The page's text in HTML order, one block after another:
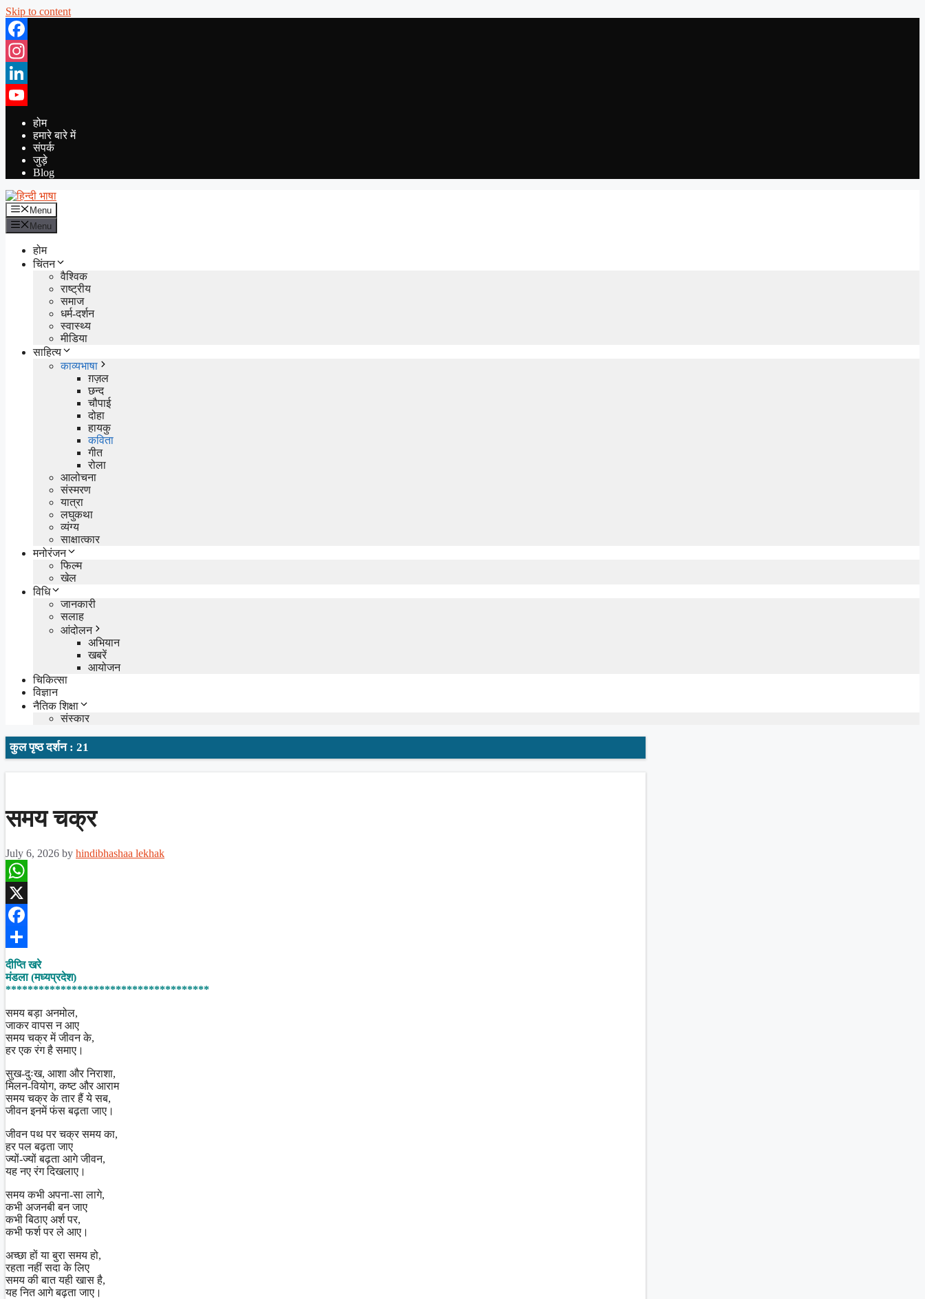
Skip to content
Facebook
Instagram
LinkedIn
YouTube
होम
हमारे बारे में
संपर्क
जुड़े
Blog
Menu
Menu
होम
चिंतन
वैश्विक
राष्ट्रीय
समाज
धर्म-दर्शन
स्वास्थ्य
मीडिया
साहित्य
काव्यभाषा
ग़ज़ल
छन्द
चौपाई
दोहा
हायकु
कविता
गीत
रोला
आलोचना
संस्मरण
यात्रा
लघुकथा
व्यंग्य
साक्षात्कार
मनोरंजन
फिल्म
खेल
विधि
जानकारी
सलाह
आंदोलन
अभियान
खबरें
आयोजन
चिकित्सा
विज्ञान
नैतिक शिक्षा
संस्कार
कुल पृष्ठ दर्शन : 21
समय चक्र
July 6, 2026 by hindibhashaa lekhak
WhatsApp
X
Facebook
Share
दीप्ति खरे
मंडला (मध्यप्रदेश)
*************************************
समय बड़ा अनमोल,
जाकर वापस न आए
समय चक्र में जीवन के,
हर एक रंग है समाए।
सुख-दुःख, आशा और निराशा,
मिलन-वियोग, कष्ट और आराम
समय चक्र के तार हैं ये सब,
जीवन इनमें फंस बढ़ता जाए।
जीवन पथ पर चक्र समय का,
हर पल बढ़ता जाए
ज्यों-ज्यों बढ़ता आगे जीवन,
यह नए रंग दिखलाए।
समय कभी अपना-सा लागे,
कभी अजनबी बन जाए
कभी बिठाए अर्श पर,
कभी फर्श पर ले आए।
अच्छा हों या बुरा समय हो,
रहता नहीं सदा के लिए
समय की बात यही खास है,
यह नित आगे बढ़ता जाए।